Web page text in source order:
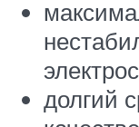
долгий